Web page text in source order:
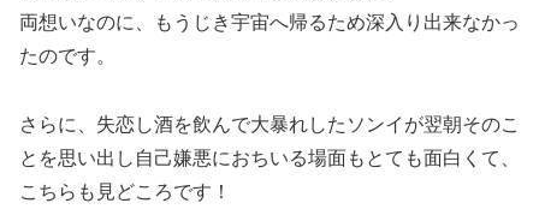
両想いなのに、もうじき宇宙へ帰るため深入り出来なかっ
たのです。
さらに、失恋し酒を飲んで大暴れしたソンイが翌朝そのこ
とを思い出し自己嫌悪におちいる場面もとても面白くて、
こちらも見どころです！